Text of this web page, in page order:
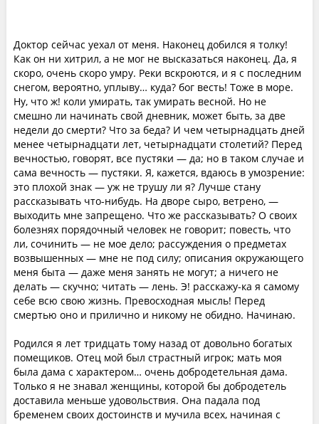
Доктор сейчас уехал от меня. Наконец добился я толку!
Как он ни хитрил, а не мог не высказаться наконец. Да, я
скоро, очень скоро умру. Реки вскроются, и я с последним
снегом, вероятно, уплыву… куда? бог весть! Тоже в море.
Ну, что ж! коли умирать, так умирать весной. Но не
смешно ли начинать свой дневник, может быть, за две
недели до смерти? Что за беда? И чем четырнадцать дней
менее четырнадцати лет, четырнадцати столетий? Перед
вечностью, говорят, все пустяки — да; но в таком случае и
сама вечность — пустяки. Я, кажется, вдаюсь в умозрение:
это плохой знак — уж не трушу ли я? Лучше стану
рассказывать что-нибудь. На дворе сыро, ветрено, —
выходить мне запрещено. Что же рассказывать? О своих
болезнях порядочный человек не говорит; повесть, что
ли, сочинить — не мое дело; рассуждения о предметах
возвышенных — мне не под силу; описания окружающего
меня быта — даже меня занять не могут; а ничего не
делать — скучно; читать — лень. Э! расскажу-ка я самому
себе всю свою жизнь. Превосходная мысль! Перед
смертью оно и прилично и никому не обидно. Начинаю.
Родился я лет тридцать тому назад от довольно богатых
помещиков. Отец мой был страстный игрок; мать моя
была дама с характером… очень добродетельная дама.
Только я не знавал женщины, которой бы добродетель
доставила меньше удовольствия. Она падала под
бременем своих достоинств и мучила всех, начиная с